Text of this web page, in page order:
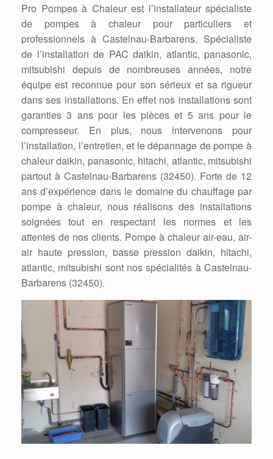
Pro Pompes à Chaleur est l’installateur spécialiste
de pompes à chaleur pour particuliers et
professionnels à Castelnau-Barbarens. Spécialiste
de l’installation de PAC daikin, atlantic, panasonic,
mitsubishi depuis de nombreuses années, notre
équipe est reconnue pour son sérieux et sa rigueur
dans ses installations. En effet nos installations sont
garanties 3 ans pour les pièces et 5 ans pour le
compresseur. En plus, nous intervenons pour
l’installation, l’entretien, et le dépannage de pompe à
chaleur daikin, panasonic, hitachi, atlantic, mitsubishi
partout à Castelnau-Barbarens (32450). Forte de 12
ans d’expérience dans le domaine du chauffage par
pompe à chaleur, nous réalisons des installations
soignées tout en respectant les normes et les
attentes de nos clients. Pompe à chaleur air-eau, air-
air haute pression, basse pression daikin, hitachi,
atlantic, mitsubishi sont nos spécialités à Castelnau-
Barbarens (32450).